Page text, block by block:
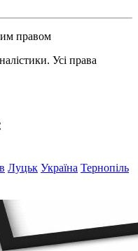
правом
Усі права
Луцьк Україна Тернопіль